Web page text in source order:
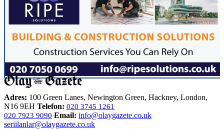
Adres: 100 Green Lanes, Newington Green, Hackney, London,
N16 9EH Telefon: 020 3745 1261
020 7923 9090 Email: info@olaygazete.co.uk
seriilanlar@olaygazete.co.uk